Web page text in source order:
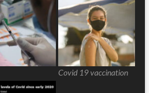
Covid 19 vaccination